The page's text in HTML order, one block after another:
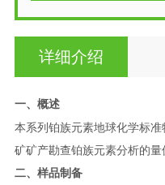
详细介绍
一、概述
本系列铂族元素地球化学标准
矿矿产勘查铂族元素分析的量
二、样品制备